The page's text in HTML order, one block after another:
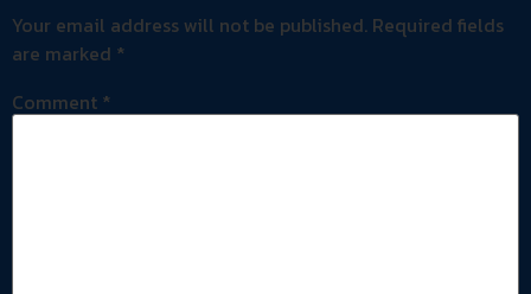
Your email address will not be published. Required fields
are marked *
Comment *